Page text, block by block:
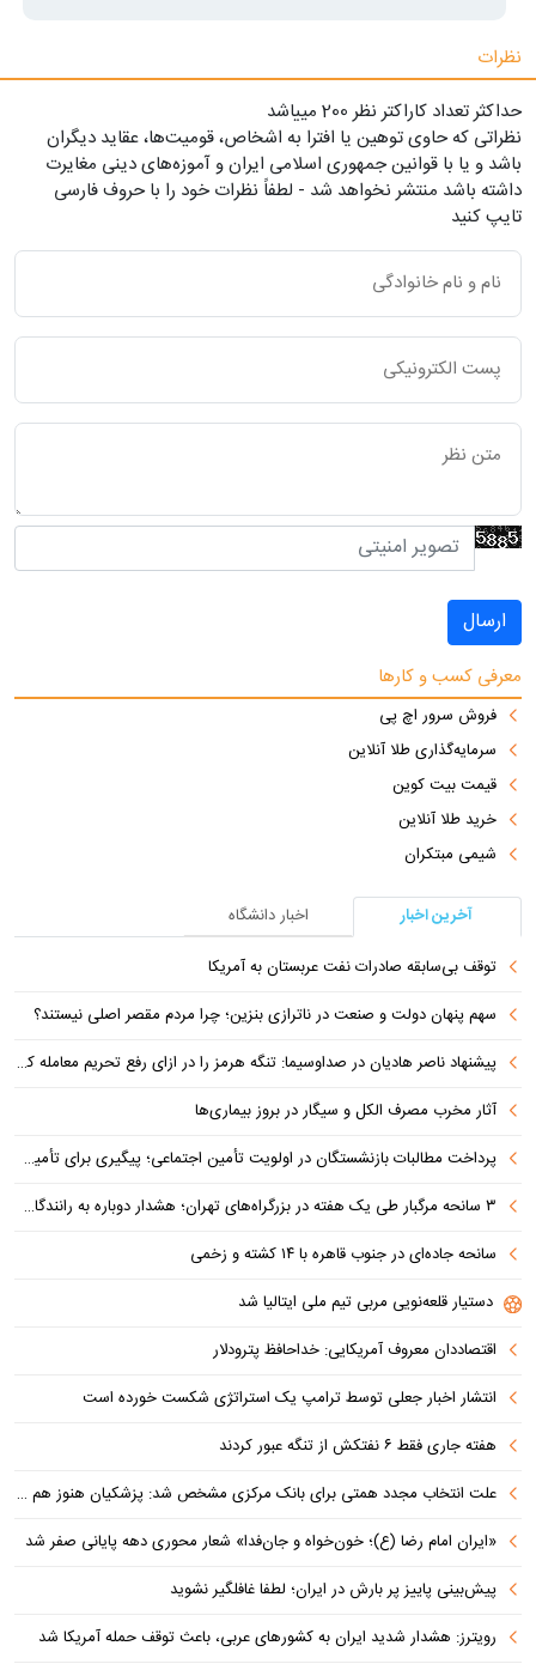
نظرات
حداکثر تعداد کاراکتر نظر 200 ميياشد
نظراتی که حاوی توهین یا افترا به اشخاص، قومیت‌ها، عقاید دیگران
باشد و یا با قوانین جمهوری اسلامی ایران و آموزه‌های دینی مغایرت
داشته باشد منتشر نخواهد شد - لطفاً نظرات خود را با حروف فارسی
تایپ کنید
ارسال
معرفی کسب و کارها
فروش سرور اچ پی
سرمایه‌گذاری طلا آنلاین
قیمت بیت کوین
خرید طلا آنلاین
شیمی مبتکران
آخرین اخبار
اخبار دانشگاه
توقف بی‌سابقه صادرات نفت عربستان به آمریکا
سهم پنهان دولت و صنعت در ناترازی بنزین؛ چرا مردم مقصر اصلی نیستند؟
پیشنهاد ناصر هادیان در صداوسیما: تنگه هرمز را در ازای رفع تحریم معامله کنیم
آثار مخرب مصرف الکل و سیگار در بروز بیماری‌ها
پرداخت مطالبات بازنشستگان در اولویت تأمین اجتماعی؛ پیگیری برای تأمین منابع ادامه دارد
۳ سانحه مرگبار طی یک هفته در بزرگراه‌های تهران؛ هشدار دوباره به رانندگان و عابران
سانحه جاده‌ای در جنوب قاهره با ۱۴ کشته و زخمی
دستیار قلعه‌نویی مربی تیم ملی ایتالیا شد
اقتصاددان معروف آمریکایی: خداحافظ پترودلار
انتشار اخبار جعلی توسط ترامپ یک استراتژی شکست خورده است
هفته جاری فقط ۶ نفتکش از تنگه عبور کردند
علت انتخاب مجدد همتی برای بانک مرکزی مشخص شد: پزشکیان هنوز هم متوجه نشده است چرا همتی استیضاح شد!
«ایران امام رضا (ع)؛ خون‌خواه و جان‌فدا» شعار محوری دهه پایانی صفر شد
پیش‌بینی پاییز پر بارش در ایران؛ لطفا غافلگیر نشوید
رویترز: هشدار شدید ایران به کشورهای عربی، باعث توقف حمله آمریکا شد